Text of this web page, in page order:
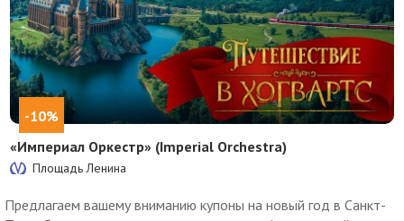
-10%
«Империал Оркестр» (Imperial Orchestra)
Площадь Ленина
Предлагаем вашему вниманию купоны на новый год в Санкт-